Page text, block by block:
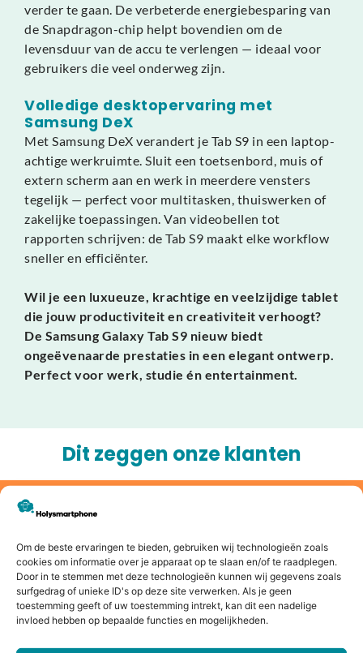
Om de beste ervaringen te bieden, gebruiken wij technologieën zoals
cookies om informatie over je apparaat op te slaan en/of te raadplegen.
Door in te stemmen met deze technologieën kunnen wij gegevens zoals
surfgedrag of unieke ID's op deze site verwerken. Als je geen
toestemming geeft of uw toestemming intrekt, kan dit een nadelige
invloed hebben op bepaalde functies en mogelijkheden.
verder te gaan. De verbeterde energiebesparing van
de Snapdragon-chip helpt bovendien om de
levensduur van de accu te verlengen — ideaal voor
gebruikers die veel onderweg zijn.
Volledige desktopervaring met
Samsung DeX
Met Samsung DeX verandert je Tab S9 in een laptop-
achtige werkruimte. Sluit een toetsenbord, muis of
extern scherm aan en werk in meerdere vensters
tegelijk — perfect voor multitasken, thuiswerken of
zakelijke toepassingen. Van videobellen tot
rapporten schrijven: de Tab S9 maakt elke workflow
sneller en efficiënter.
Wil je een luxueuze, krachtige en veelzijdige tablet
die jouw productiviteit en creativiteit verhoogt?
De Samsung Galaxy Tab S9 nieuw biedt
ongeëvenaarde prestaties in een elegant ontwerp.
Perfect voor werk, studie én entertainment.
Dit zeggen onze klanten
Jouw oude apparaat inruilen of
Bij Holysmartphone geloven we in een groene en
duurzamere wereld. Daarom bieden wij onze klanten de
mogelijkheid om een oude smartphone, tablet, laptop of
console in te ruilen voor korting op een nieuw toestel of